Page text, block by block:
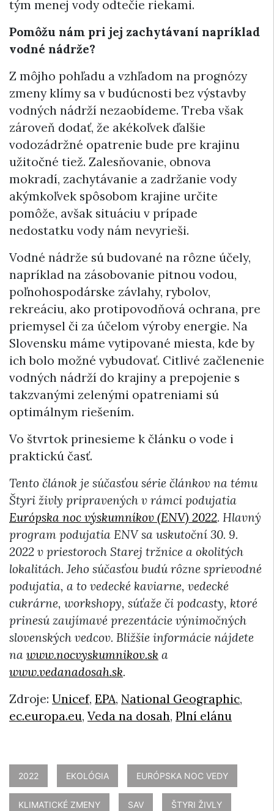
tým menej vody odtečie riekami.
Pomôžu nám pri jej zachytávaní napríklad
vodné nádrže?
Z môjho pohľadu a vzhľadom na prognózy
zmeny klímy sa v budúcnosti bez výstavby
vodných nádrží nezaobídeme. Treba však
zároveň dodať, že akékoľvek ďalšie
vodozádržné opatrenie bude pre krajinu
užitočné tiež. Zalesňovanie, obnova
mokradí, zachytávanie a zadržanie vody
akýmkoľvek spôsobom krajine určite
pomôže, avšak situáciu v prípade
nedostatku vody nám nevyrieši.
Vodné nádrže sú budované na rôzne účely,
napríklad na zásobovanie pitnou vodou,
poľnohospodárske závlahy, rybolov,
rekreáciu, ako protipovodňová ochrana, pre
priemysel či za účelom výroby energie. Na
Slovensku máme vytipované miesta, kde by
ich bolo možné vybudovať. Citlivé začlenenie
vodných nádrží do krajiny a prepojenie s
takzvanými zelenými opatreniami sú
optimálnym riešením.
Vo štvrtok prinesieme k článku o vode i
praktickú časť.
Tento článok je súčasťou série článkov na tému
Štyri živly pripravených v rámci podujatia
Európska noc výskumníkov (ENV) 2022. Hlavný
program podujatia ENV sa uskutoční 30. 9.
2022 v priestoroch Starej tržnice a okolitých
lokalitách. Jeho súčasťou budú rôzne sprievodné
podujatia, a to vedecké kaviarne, vedecké
cukrárne, workshopy, súťaže či podcasty, ktoré
prinesú zaujímavé prezentácie výnimočných
slovenských vedcov. Bližšie informácie nájdete
na www.nocvyskumnikov.sk a
www.vedanadosah.sk.
Zdroje: Unicef, EPA, National Geographic,
ec.europa.eu, Veda na dosah, Plní elánu
2022 EKOLÓGIA EURÓPSKA NOC VEDY
KLIMATICKÉ ZMENY SAV ŠTYRI ŽIVLY